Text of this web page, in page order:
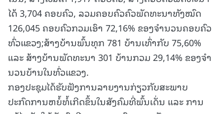
ໄດ້ 3,704 ຄອບຄົວ, ລວມຄອບຄົວຄົວພັດທະນາທັງໝົດ
126,045 ຄອບຄົວກວມເອົາ 72,16% ຂອງຈໍານວນຄອບຄົວ
ທົ່ວແຂວງ;ສ້າງບ້ານພົ້ນທຸກ 781 ບ້ານເທົ່າກັບ 75,60%
ແລະ ສ້າງບ້ານພັດທະນາ 301 ບ້ານກວມ 29,14% ຂອງຈໍາ
ນວນບ້ານໃນທົ່ວແຂວງ.
ກອງປະຊຸມໄດ້ຮັບຟັງການລາຍງານກ່ຽວກັບສະພາບ
ປະກົດການຫຍໍ້ທໍ້ເກີດຂຶ້ນໃນສັງຄົມທີ່ພົ້ນເດັ່ນ ແລະ ການ